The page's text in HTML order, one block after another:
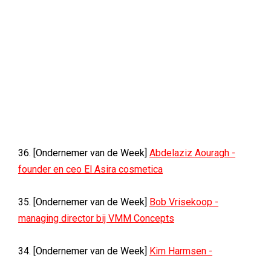
36. [Ondernemer van de Week] Abdelaziz Aouragh -
founder en ceo El Asira cosmetica
35. [Ondernemer van de Week] Bob Vrisekoop -
managing director bij VMM Concepts
34. [Ondernemer van de Week] Kim Harmsen -